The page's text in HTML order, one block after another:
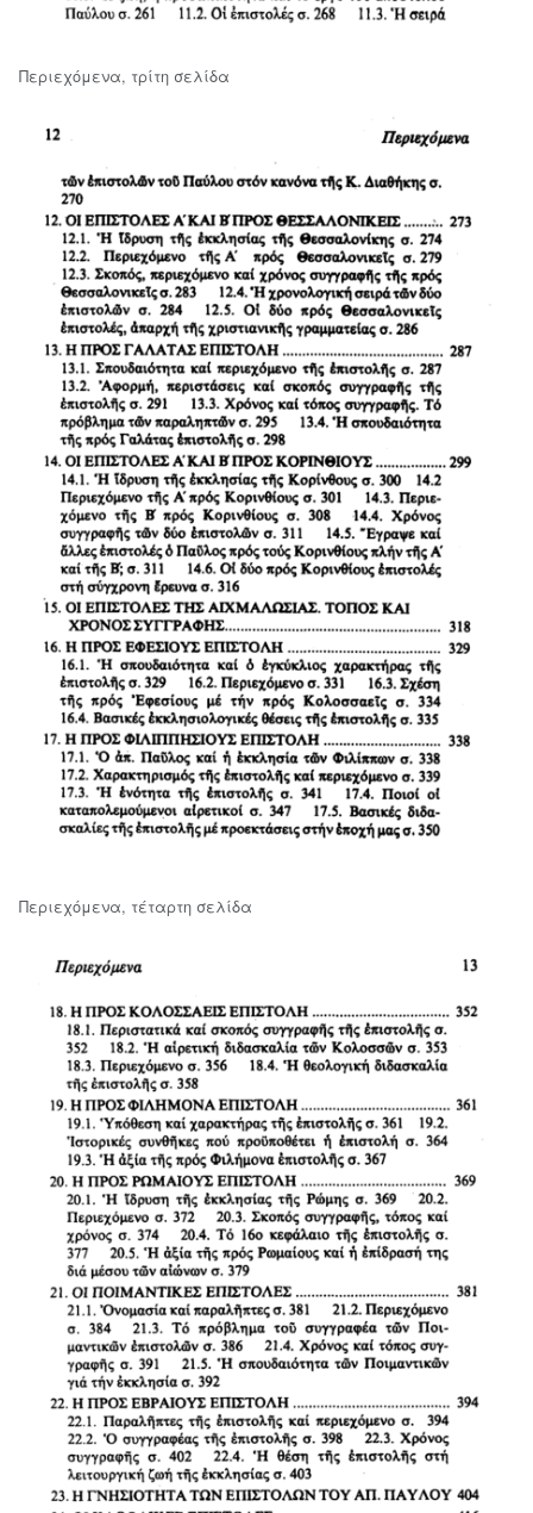
Περιεχόμενα, τρίτη σελίδα
Περιεχόμενα, τέταρτη σελίδα